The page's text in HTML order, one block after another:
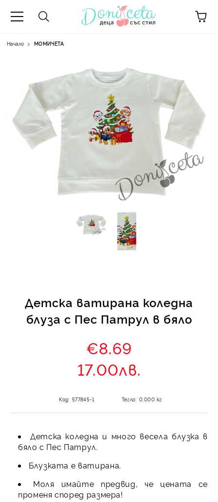
Начало МОМИЧЕТА
Детска ватирана коледна
блуза с Пес Патрул в бяло
€8.69
17.00лв.
Код: 577845-1 Тегло: 0.000 кг
Детска коледна и много весела блузка в
бяло с Пес Патрул.
Блузката е ватирана.
Моля имайте предвид, че цената се
променя според размера!